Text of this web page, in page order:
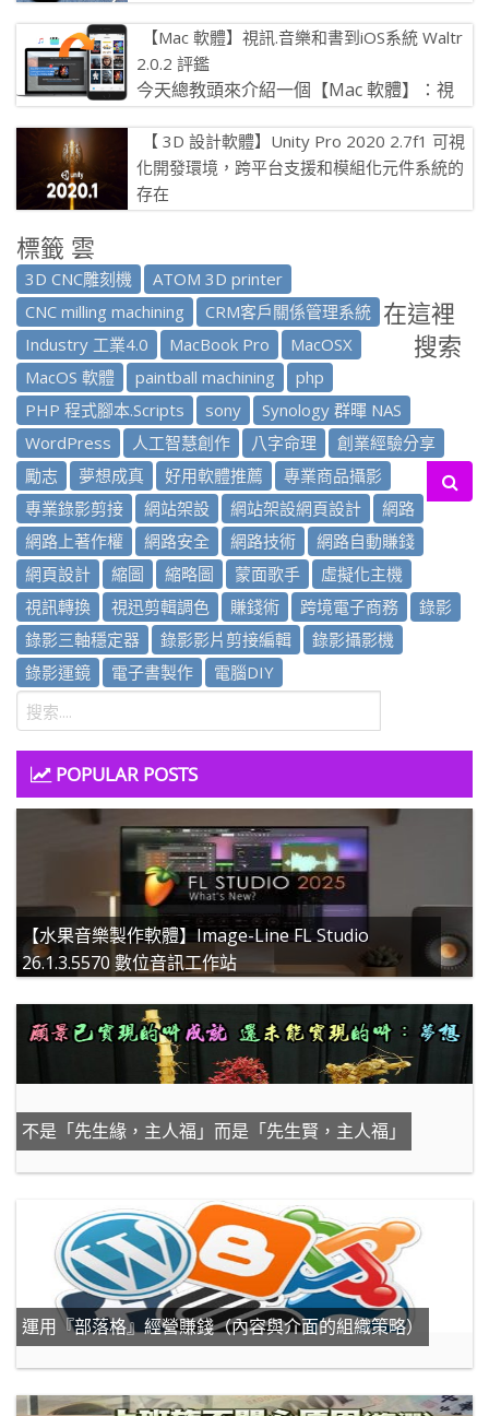
[…]
【Mac 軟體】視訊.音樂和書到iOS系統 Waltr
2.0.2 評鑑
今天總教頭來介紹一個【Mac 軟體】：視
【 3D 設計軟體】Unity Pro 2020 2.7f1 可視
化開發環境，跨平台支援和模組化元件系統的
存在
出一套完整的軟體，其中內含功能強大的遊戲引擎以及開發
環境的寫程 […]
標籤 雲
3D CNC雕刻機
ATOM 3D printer
CNC milling machining
CRM客戶關係管理系統
Industry 工業4.0
MacBook Pro
MacOSX
MacOS 軟體
paintball machining
php
PHP 程式腳本.Scripts
sony
Synology 群暉 NAS
WordPress
人工智慧創作 八字命理
創業經驗分享
勵志
夢想成真 好用軟體推薦
專業商品攝影
專業錄影剪接
網站架設 網站架設網頁設計
網路
網路上著作權
網路安全 網路技術
網路自動賺錢
網頁設計
縮圖 縮略圖 蒙面歌手
虛擬化主機
視訊轉換
視迅剪輯調色 賺錢術 跨境電子商務
錄影
錄影三軸穩定器
錄影影片剪接編輯
錄影攝影機
錄影運鏡
電子書製作 電腦DIY
在這裡
搜索
POPULAR POSTS
【水果音樂製作軟體】Image-Line FL Studio
26.1.3.5570 數位音訊工作站
不是「先生緣，主人福」而是「先生賢，主人福」
運用『部落格』經營賺錢（內容與介面的組織策略）